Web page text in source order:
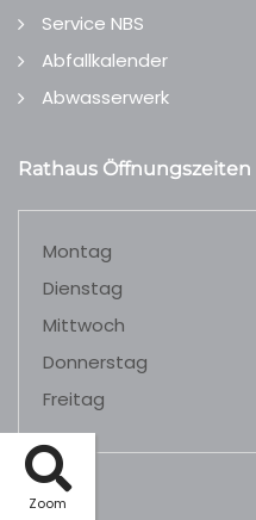
Zoom
Service NBS
Abfallkalender
Abwasserwerk
Rathaus Öffnungszeiten
Montag
Dienstag
Mittwoch
Donnerstag
Freitag